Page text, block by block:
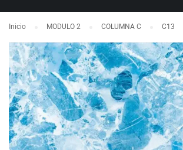
Inicio MODULO 2 COLUMNA C C13